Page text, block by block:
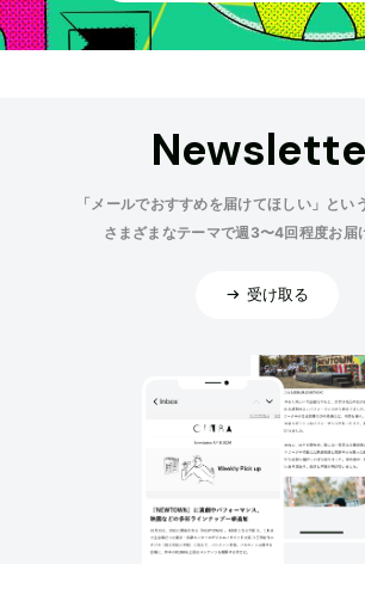
「メールでおすすめを届けてほしい」とい
さまざまなテーマで週3〜4回程度お届
受け取る